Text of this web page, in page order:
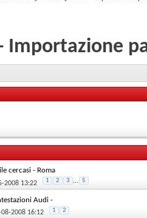
Importazione
cercasi - Roma
2008 13:22 1 2 3 ... 5
Audi -
08-2008 16:12 1 2